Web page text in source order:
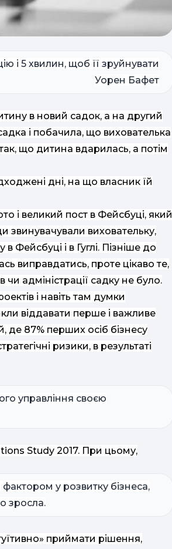
і 5 хвилин, щоб її зруйнувати
Уорен Бафет
в новий садок, а на другий
і побачила, що вихователька
що дитина вдарилась, а потім
дні, на що власник їй
і великий пост в Фейсбуці, який
звинувачували виховательку,
Фейсбуці і в Гуглі. Пізніше до
виправдатись, проте цікаво те,
адміністрації садку не було.
і навіть там думки
віддавати перше і важливе
де 87% перших осіб бізнесу
ризики, в результаті
управління своєю
Study 2017. При цьому,
у розвитку бізнеса,
зросла.
приймати рішення,